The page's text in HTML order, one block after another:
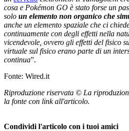
cosa e Pokémon GO è stato forse un
solo un elemento non organico che
anche un elemento spaziale che ci
continuamente con degli effetti nella
vicendevole, ovvero gli effetti del fisico
virtuale sul fisico erano parte di un
continua”.
Fonte: Wired.it
Riproduzione riservata © La
la fonte con link all'articolo.
Condividi l'articolo con i tuoi amici